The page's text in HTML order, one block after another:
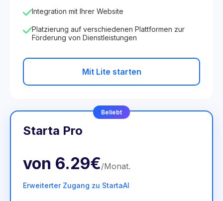
Integration mit Ihrer Website
Platzierung auf verschiedenen Plattformen zur
Förderung von Dienstleistungen
Mit Lite starten
Beliebt
Starta Pro
von 6.29€/Monat.
Erweiterter Zugang zu StartaAI